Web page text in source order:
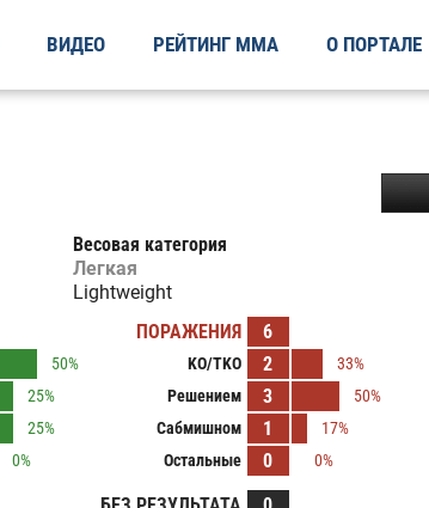
ВИДЕО РЕЙТИНГ ММА О ПОРТАЛЕ
Весовая категория
Легкая
Lightweight
50%
25%
25%
0%
ПОРАЖЕНИЯ 6
KO/TKO 2
33%
Решением
3
50%
Сабмишном
1
17%
Остальные
0 0%